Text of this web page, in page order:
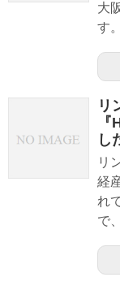
大
す
リ
し
リ
経
れ
で